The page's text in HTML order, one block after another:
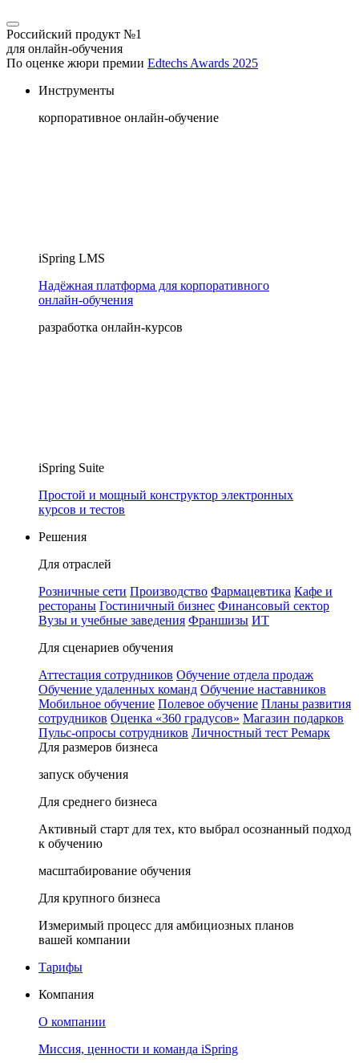
Российский продукт №1
для онлайн-обучения
По оценке жюри премии Edtechs Awards 2025
Инструменты
корпоративное онлайн-обучение
iSpring LMS
Надёжная платформа для корпоративного
онлайн‑обучения
разработка онлайн-курсов
iSpring Suite
Простой и мощный конструктор электронных
курсов и тестов
Решения
Для отраслей
Розничные сети Производство Фармацевтика Кафе и
рестораны Гостиничный бизнес Финансовый сектор
Вузы и учебные заведения Франшизы ИТ
Для сценариев обучения
Аттестация сотрудников Обучение отдела продаж
Обучение удаленных команд Обучение наставников
Мобильное обучение Полевое обучение Планы развития
сотрудников Оценка «360 градусов» Магазин подарков
Пульс-опросы сотрудников Личностный тест Ремарк
Для размеров бизнеса
запуск обучения
Для среднего бизнеса
Активный старт для тех, кто выбрал осознанный подход
к обучению
масштабирование обучения
Для крупного бизнеса
Измеримый процесс для амбициозных планов
вашей компании
Тарифы
Компания
О компании
Миссия, ценности и команда iSpring